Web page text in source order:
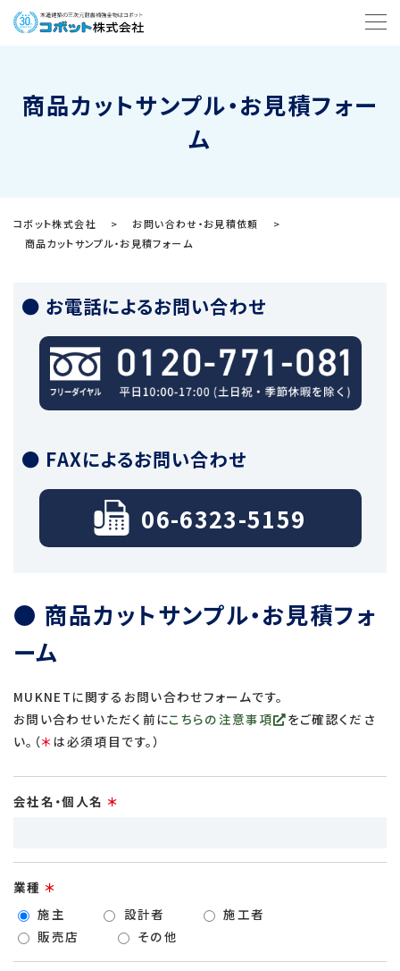
商品カットサンプル・お見積フォー
ム
コボット株式会社 > お問い合わせ・お見積依頼
>
商品カットサンプル・お見積フォーム
● お電話によるお問い合わせ
● FAXによるお問い合わせ
06-6323-5159
● 商品カットサンプル・お見積フォ
ーム
MUKNETに関するお問い合わせフォームです。
お問い合わせいただく前にこちらの注意事項
をご確認くださ
い。（＊ は必須項目です。）
会社名・個人名
業種
施主
設計者
施工者
販売店
その他